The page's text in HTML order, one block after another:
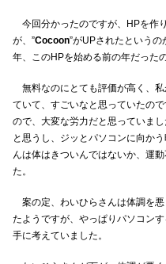
今回分かったのですが、HPを作
が、”Cocoon”がUPされたという
年、このHPを始める前の年だった
無料なのにとても評価が高く、
ていて、すごいなと思っていたの
ので、大変な労力だと思っていま
と思うし、ジッとパソコンに向か
んは体はきついんではないか、運
た。
案の定、わいひらさんは体調を
たようですが、やっぱりパソコン
手に考えていました。